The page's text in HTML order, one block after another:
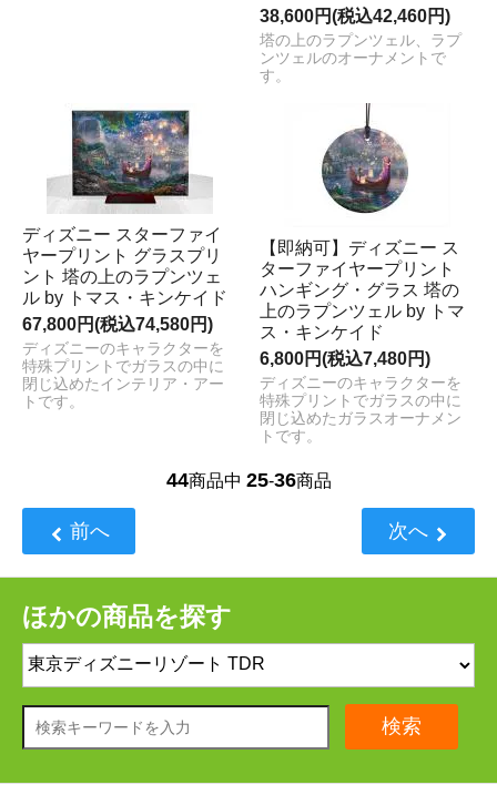
38,600円(税込42,460円)
塔の上のラプンツェル、ラプ
ンツェルのオーナメントで
す。
ディズニー スターファイ
ヤープリント グラスプリ
ント 塔の上のラプンツェ
ル by トマス・キンケイド
67,800円(税込74,580円)
ディズニーのキャラクターを
特殊プリントでガラスの中に
閉じ込めたインテリア・アー
トです。
【即納可】ディズニー ス
ターファイヤープリント
ハンギング・グラス 塔の
上のラプンツェル by トマ
ス・キンケイド
6,800円(税込7,480円)
ディズニーのキャラクターを
特殊プリントでガラスの中に
閉じ込めたガラスオーナメン
トです。
44商品中 25-36商品
前へ 次へ
ほかの商品を探す
検索